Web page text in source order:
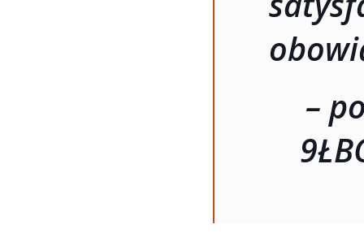
–